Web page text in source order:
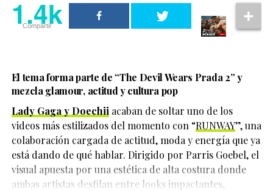
1.4k
Compartir
movimientos bancarios realizados después de su
desaparición, lo que impulsó las investigaciones que
finalmente llevaron al hallazgo de la fosa clandestina.
1.4k
Compartir
El tema forma parte de “The Devil Wears Prada 2”y
mezcla glamour, actitud y cultura pop
Lady Gaga y Doechii acaban de soltar uno de los
videos más estilizados del momento con “RUNWAY”, una
colaboración cargada de actitud, moda y energía que ya
está dando de qué hablar. Dirigido por Parris Goebel, el
visual apuesta por una estética de alta costura donde
ambas artistas desfilan entre looks impactantes,